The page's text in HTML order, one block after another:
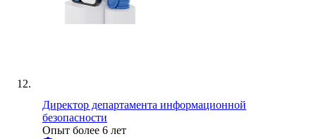
Директор департамента информационной
безопасности
Опыт более 6 лет